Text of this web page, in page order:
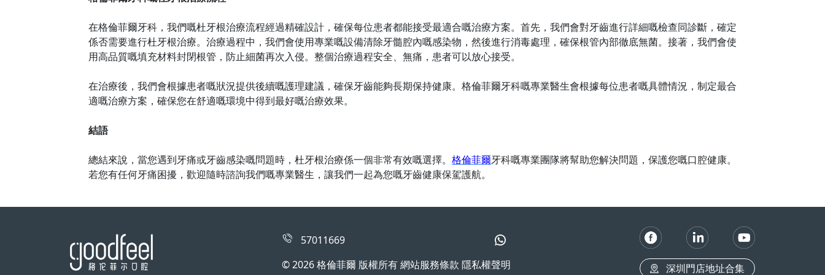
在格倫菲爾牙科，我們嘅杜牙根治療流程經過精確設計，確保每位患者都能接受最適合嘅治療方案。首先，我們會對牙齒進行詳細嘅檢查同診斷，確定
係否需要進行杜牙根治療。治療過程中，我們會使用專業嘅設備清除牙髓腔內嘅感染物，然後進行消毒處理，確保根管內部徹底無菌。接著，我們會使
用高品質嘅填充材料封閉根管，防止細菌再次入侵。整個治療過程安全、無痛，患者可以放心接受。
在治療後，我們會根據患者嘅狀況提供後續嘅護理建議，確保牙齒能夠長期保持健康。格倫菲爾牙科嘅專業醫生會根據每位患者嘅具體情況，制定最合
適嘅治療方案，確保您在舒適嘅環境中得到最好嘅治療效果。
結語
總結來說，當您遇到牙痛或牙齒感染嘅問題時，杜牙根治療係一個非常有效嘅選擇。 格倫菲爾牙科嘅專業團隊將幫助您解決問題，保護您嘅口腔健康。
若您有任何牙痛困擾，歡迎隨時諮詢我們嘅專業醫生，讓我們一起為您嘅牙齒健康保駕護航。
57011669
© 2026 格倫菲爾 版權所有 網站服務條款 隱私權聲明
深圳門店地址合集